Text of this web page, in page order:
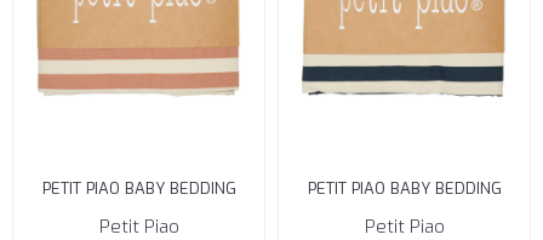
PETIT PIAO BABY BEDDING
DUSTY ROSE/CREAM 70 X 100
Petit Piao
PETIT PIAO BABY BEDDING
MARINE/CREAM 70 X 100
Petit Piao